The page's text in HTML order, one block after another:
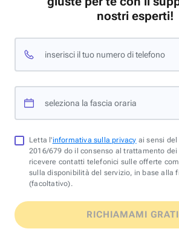
nostri esperti!
inserisci il tuo numero di telefono
seleziona la fascia oraria
Letta l'informativa sulla privacy ai sensi del
2016/679 do il consenso al trattamento
ricevere contatti telefonici sulle offerte
sulla disponibilità del servizio, in base alla
(facoltativo).
RICHIAMAMI